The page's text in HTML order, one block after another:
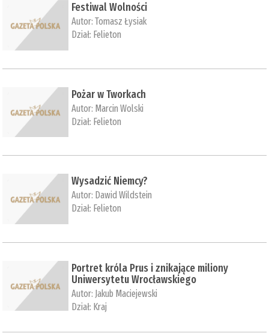
Festiwal Wolności
Autor:Tomasz Łysiak
Dział: Felieton
Pożar w Tworkach
Autor: Marcin Wolski
Dział: Felieton
Wysadzić Niemcy?
Autor: Dawid Wildstein
Dział: Felieton
Portret króla Prus i znikające miliony
Uniwersytetu Wrocławskiego
Autor: Jakub Maciejewski
Dział: Kraj